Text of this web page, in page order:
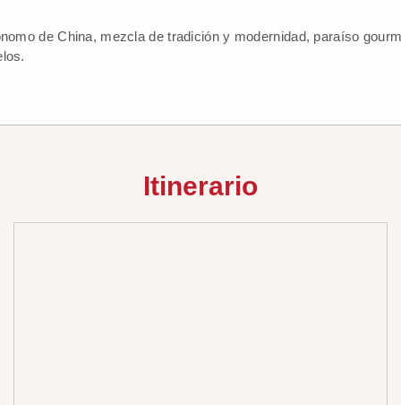
de China, mezcla de tradición y modernidad, paraíso
Itinerario